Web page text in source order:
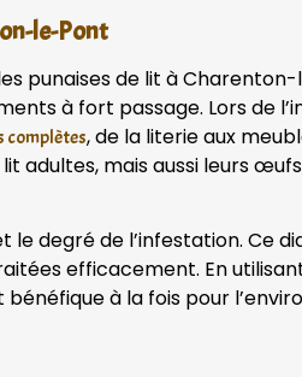
le-Pont
punaises de lit à
à fort passage. Lors de
complètes, de la literie aux
adultes, mais aussi leurs
degré de l’infestation. Ce
efficacement. En
à la fois pour